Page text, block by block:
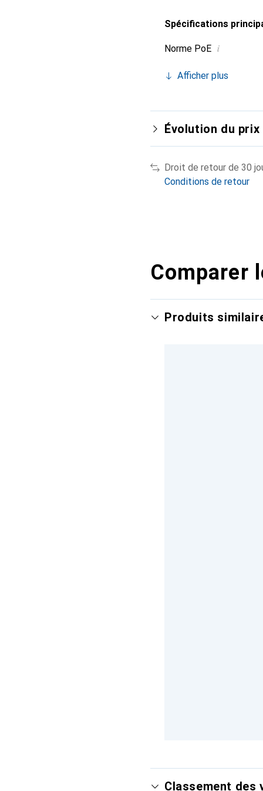
Spécifications
Norme PoE i
Afficher plus
Évolution du prix
Droit de retour de 30
Conditions de retour
Comparer
Produits
Classement des